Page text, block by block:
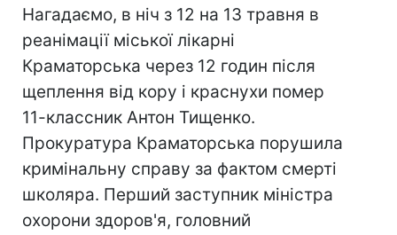
Нагадаємо, в ніч з 12 на 13 травня в
реанімації міської лікарні
Краматорська через 12 годин після
щеплення від кору і краснухи помер
11-классник Антон Тищенко.
Прокуратура Краматорська порушила
кримінальну справу за фактом смерті
школяра. Перший заступник міністра
охорони здоров'я, головний